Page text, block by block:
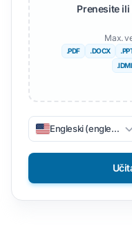
Prenesite
Max.
.PDF .DOCX
Engleski (engleski)